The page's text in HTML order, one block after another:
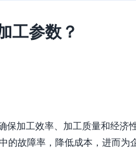
工参数？
保加工效率、加工质量和经济
的故障率，降低成本，进而为